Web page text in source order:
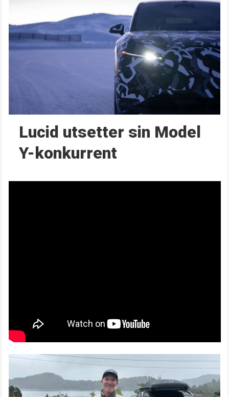
Lucid utsetter sin Model
Y-konkurrent